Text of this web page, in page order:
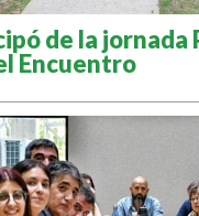
de la jornada
Encuentro